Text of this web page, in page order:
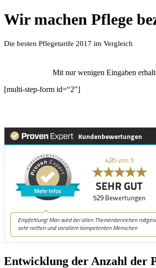
Wir machen Pflege
Die besten Pflegetarife 2017 im Vergleich
Mit nur wenigen Eingaben
[multi-step-form id=“2″]
Entwicklung der Anzahl der